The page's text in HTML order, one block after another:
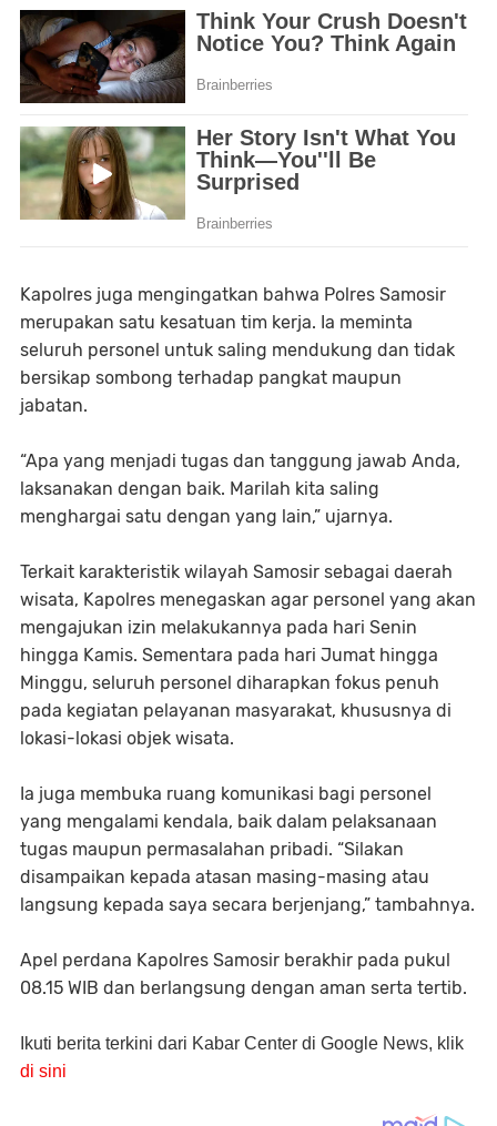
Kapolres juga mengingatkan bahwa Polres Samosir
merupakan satu kesatuan tim kerja. Ia meminta
seluruh personel untuk saling mendukung dan tidak
bersikap sombong terhadap pangkat maupun
jabatan.
“Apa yang menjadi tugas dan tanggung jawab Anda,
laksanakan dengan baik. Marilah kita saling
menghargai satu dengan yang lain,” ujarnya.
Terkait karakteristik wilayah Samosir sebagai daerah
wisata, Kapolres menegaskan agar personel yang akan
mengajukan izin melakukannya pada hari Senin
hingga Kamis. Sementara pada hari Jumat hingga
Minggu, seluruh personel diharapkan fokus penuh
pada kegiatan pelayanan masyarakat, khususnya di
lokasi-lokasi objek wisata.
Ia juga membuka ruang komunikasi bagi personel
yang mengalami kendala, baik dalam pelaksanaan
tugas maupun permasalahan pribadi. “Silakan
disampaikan kepada atasan masing-masing atau
langsung kepada saya secara berjenjang,” tambahnya.
Apel perdana Kapolres Samosir berakhir pada pukul
08.15 WIB dan berlangsung dengan aman serta tertib.
Ikuti berita terkini dari Kabar Center di Google News, klik
di sini